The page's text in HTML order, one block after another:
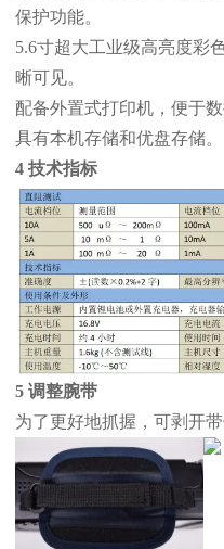
保护功能。
5.6寸超大工业级高亮度彩
晰可见。
配备外置式打印机，便于数
具有本机存储和优盘存储。
4 技术指标
5 调整腕带
为了更好地抓握，可剥开